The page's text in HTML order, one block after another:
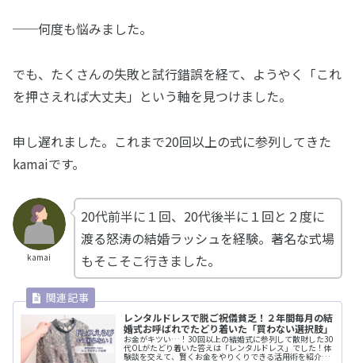
──何度も悩みました。
でも、たくさんの失敗と試行錯誤を経て、ようやく「これ
を押さえれば大丈夫」という軸を見つけました。
申し遅れました。これまで20回以上の式に参列してきた
kamaiです。
kamai
20代前半に１回、20代後半に１回と２度に
渡る怒涛の結婚ラッシュを経験。著名な式場
もそこそこ行きました。
レンタルドレスで脱ご祝儀貧乏！２年間毎月の結
婚式お呼ばれでたどり着いた「買わない選択肢」
お金がキツい…！30回以上の結婚式に参列して散財した30
代OLがたどり着いた答えは「レンタルドレス」でした！体
験談を交えて、賢くお金をやりくりできる活用術を紹介し